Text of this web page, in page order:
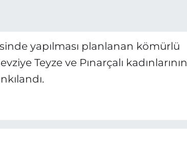
yapılması planlanan kömürlü
Teyze ve Pınarçalı kadınlarının